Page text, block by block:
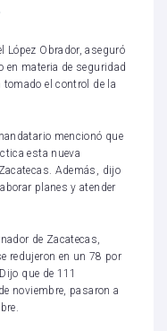
López Obrador, aseguró
en materia de seguridad
el control de la
mencionó que
esta nueva
Además, dijo
planes y atender
de Zacatecas,
redujeron en un 78 por
que de 111
noviembre, pasaron a